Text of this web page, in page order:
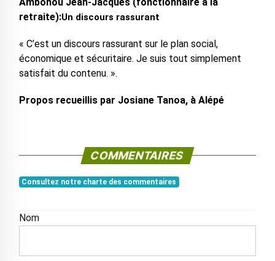
retraite):Un discours rassurant
« C’est un discours rassurant sur le plan social,
économique et sécuritaire. Je suis tout simplement
satisfait du contenu. ».
Propos recueillis par Josiane Tanoa, à Alépé
COMMENTAIRES
Consultez notre charte des commentaires
Nom